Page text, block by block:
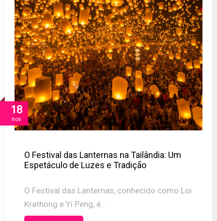
18
nov
O Festival das Lanternas na Tailândia: Um
Espetáculo de Luzes e Tradição
O Festival das Lanternas, conhecido como Loi
Krathong e Yi Peng, é…